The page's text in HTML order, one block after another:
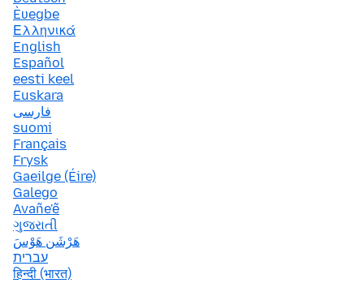
Èʋegbe
Ελληνικά
English
Español
eesti keel
Euskara
فارسی
suomi
Français
Frysk
Gaeilge (Éire)
Galego
Avañe'ẽ
ગુજરાતી
هَرْشَن هَوْسَ
עברית
हिन्दी (भारत)